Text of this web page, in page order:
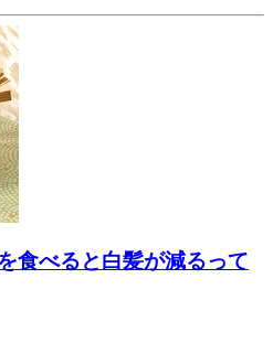
食べると白髪が減るって